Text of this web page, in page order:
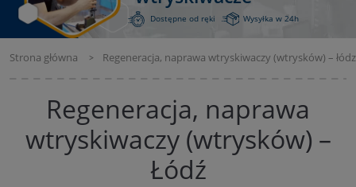
Dostępne od ręki Wysyłka w 24h
Strona główna Regeneracja, naprawa wtryskiwaczy (wtrysków) –
Regeneracja, naprawa
wtryskiwaczy (wtrysków) –
Łódź